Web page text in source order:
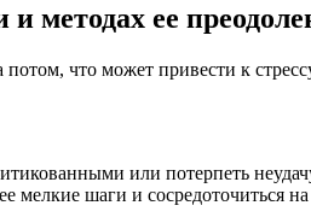
методах ее
что может привести к
или потерпеть
мелкие шаги и сосредоточиться